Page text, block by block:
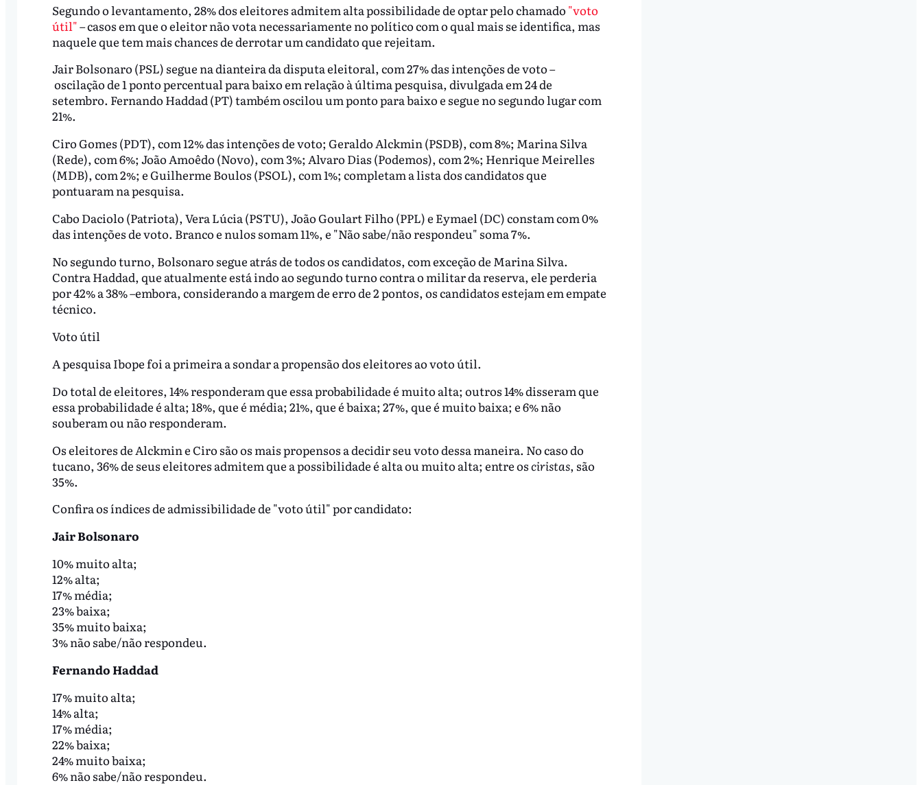
Segundo o levantamento, 28% dos eleitores admitem alta possibilidade de optar pelo chamado "voto
útil"– casos em que o eleitor não vota necessariamente no político com o qual mais se identifica, mas
naquele que tem mais chances de derrotar um candidato que rejeitam.
Jair Bolsonaro (PSL) segue na dianteira da disputa eleitoral, com 27% das intenções de voto –
oscilação de 1 ponto percentual para baixo em relação à última pesquisa, divulgada em 24 de
setembro. Fernando Haddad (PT) também oscilou um ponto para baixo e segue no segundo lugar com
21%.
Ciro Gomes (PDT), com 12% das intenções de voto; Geraldo Alckmin (PSDB), com 8%; Marina Silva
(Rede), com 6%; João Amoêdo (Novo), com 3%; Alvaro Dias (Podemos), com 2%; Henrique Meirelles
(MDB), com 2%; e Guilherme Boulos (PSOL), com 1%; completam a lista dos candidatos que
pontuaram na pesquisa.
Cabo Daciolo (Patriota), Vera Lúcia (PSTU), João Goulart Filho (PPL) e Eymael (DC) constam com 0%
das intenções de voto. Branco e nulos somam 11%, e "Não sabe/não respondeu" soma 7%.
No segundo turno, Bolsonaro segue atrás de todos os candidatos, com exceção de Marina Silva.
Contra Haddad, que atualmente está indo ao segundo turno contra o militar da reserva, ele perderia
por 42% a 38% –embora, considerando a margem de erro de 2 pontos, os candidatos estejam em empate
técnico.
Voto útil
A pesquisa Ibope foi a primeira a sondar a propensão dos eleitores ao voto útil.
Do total de eleitores, 14% responderam que essa probabilidade é muito alta; outros 14% disseram que
essa probabilidade é alta; 18%, que é média; 21%, que é baixa; 27%, que é muito baixa; e 6% não
souberam ou não responderam.
Os eleitores de Alckmin e Ciro são os mais propensos a decidir seu voto dessa maneira. No caso do
tucano, 36% de seus eleitores admitem que a possibilidade é alta ou muito alta; entre osciristas, são
35%.
Confira os índices de admissibilidade de "voto útil" por candidato:
Jair Bolsonaro
10% muito alta;
12% alta;
17% média;
23% baixa;
35% muito baixa;
3% não sabe/não respondeu.
Fernando Haddad
17% muito alta;
14% alta;
17% média;
22% baixa;
24% muito baixa;
6% não sabe/não respondeu.